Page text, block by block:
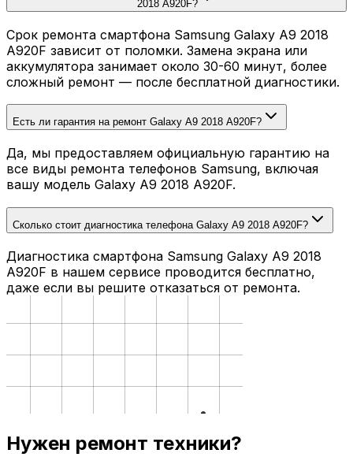
2018 A920F?
Срок ремонта смартфона Samsung Galaxy A9 2018
A920F зависит от поломки. Замена экрана или
аккумулятора занимает около 30-60 минут, более
сложный ремонт — после бесплатной диагностики.
Есть ли гарантия на ремонт Galaxy A9 2018 A920F?
Да, мы предоставляем официальную гарантию на
все виды ремонта телефонов Samsung, включая
вашу модель Galaxy A9 2018 A920F.
Сколько стоит диагностика телефона Galaxy A9 2018 A920F?
Диагностика смартфона Samsung Galaxy A9 2018
A920F в нашем сервисе проводится бесплатно,
даже если вы решите отказаться от ремонта.
Нужен ремонт техники?